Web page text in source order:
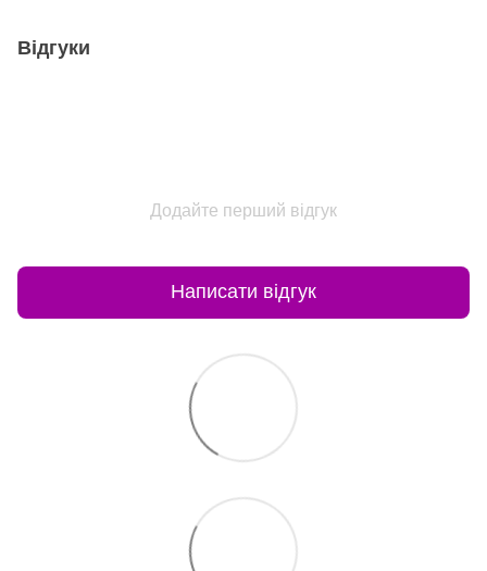
Відгуки
Додайте перший відгук
Написати відгук